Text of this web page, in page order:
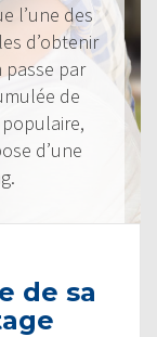
l’une des
d’obtenir
par
de
d’une
de sa